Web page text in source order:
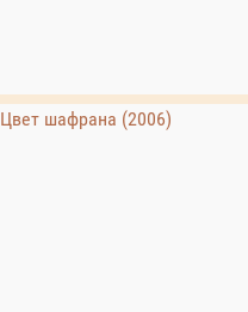
Цвет шафрана (2006)